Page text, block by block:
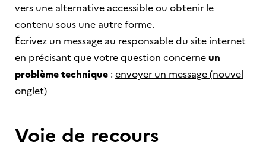
vers une alternative accessible ou obtenir le
contenu sous une autre forme.
Écrivez un message au responsable du site internet
en précisant que votre question concerneun
problème technique : envoyer un message (nouvel
onglet)
Voie de recours